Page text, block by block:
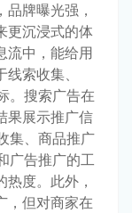
牌曝光强，
更沉浸式的体
流中，能给用
索收集、
。搜索广告在
果展示推广信
集、商品推广
广告推广的工
度。此外，
，但对商家在